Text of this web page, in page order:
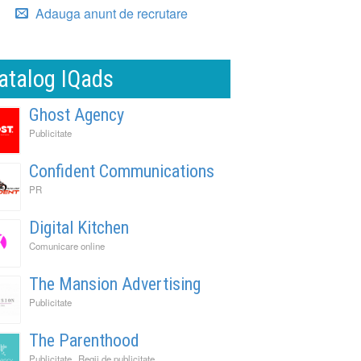
Adauga anunt de recrutare
IQads
Ghost Agency
Publicitate
Confident Communications
PR
Digital Kitchen
Comunicare online
The Mansion Advertising
Publicitate
The Parenthood
Publicitate Regii de publicitate